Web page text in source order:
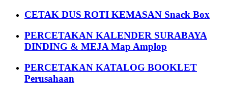
CETAK DUS ROTI KEMASAN Snack Box
PERCETAKAN KALENDER SURABAYA
DINDING & MEJA Map Amplop
PERCETAKAN KATALOG BOOKLET
Perusahaan